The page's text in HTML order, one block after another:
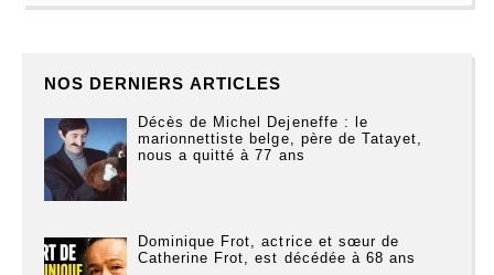
NOS DERNIERS ARTICLES
Décès de Michel Dejeneffe : le
marionnettiste belge, père de Tatayet,
nous a quitté à 77 ans
Dominique Frot, actrice et sœur de
Catherine Frot, est décédée à 68 ans